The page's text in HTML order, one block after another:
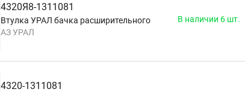
4320Я8-1311081
Втулка УРАЛ бачка расширительного
АЗ УРАЛ
В наличии 6 шт.
4320-1311081